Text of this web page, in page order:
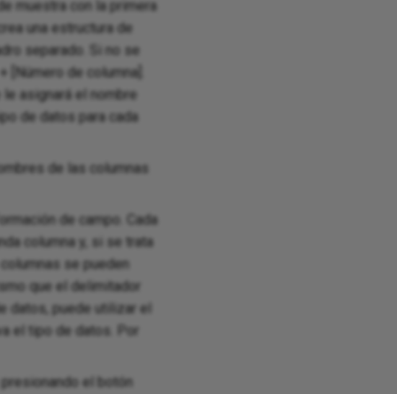
muestra con la primera
una estructura de
separado. Si no se
de columna].
asignará el nombre
de datos para cada
de las columnas
de campo. Cada
columna y, si se trata
se pueden
que el delimitador
datos, puede utilizar el
el tipo de datos. Por
el botón